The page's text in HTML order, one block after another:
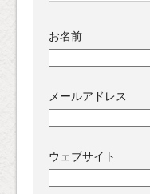
お名前
メールアドレス
ウェブサイト